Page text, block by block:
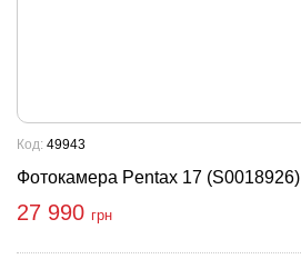
Фотокамера Pentax 17 (S0018926)
Код: 49943
27 990 грн